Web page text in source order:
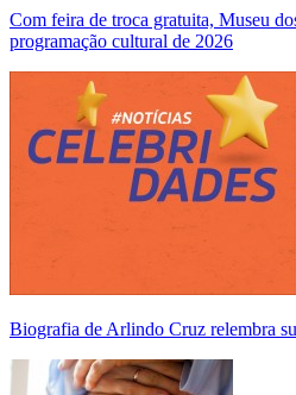
Com feira de troca gratuita, Museu
programação cultural de 2026
Biografia de Arlindo Cruz relembra